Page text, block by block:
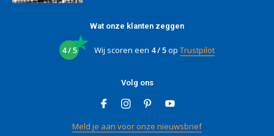
Wat onze klanten zeggen
4 / 5 Wij scoren een 4 / 5op Trustpilot
Volg ons
Meld je aan voor onze nieuwsbrief